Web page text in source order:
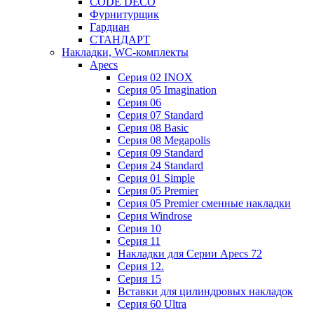
Фурнитурщик
Гардиан
СТАНДАРТ
Накладки, WC-комплекты
Apecs
Cерия 02 INOX
Cерия 05 Imagination
Cерия 06
Cерия 07 Standard
Cерия 08 Basic
Cерия 08 Megapolis
Cерия 09 Standard
Cерия 24 Standard
Серия 01 Simple
Серия 05 Premier
Серия 05 Premier сменные накладки
Cерия Windrose
Серия 10
Серия 11
Накладки для Серии Apecs 72
Серия 12.
Серия 15
Вставки для цилиндровых накладок
Серия 60 Ultra